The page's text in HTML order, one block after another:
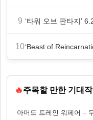
9
10
🔥주목할 만한 기대작